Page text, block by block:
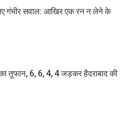
गंभीर सवाल: आखिर एक रन न लेने के
तूफान, 6, 6, 4, 4 जड़कर हैदराबाद की